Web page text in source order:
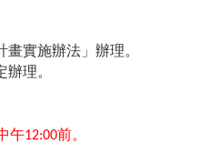
實施辦法」辦理。
理。
午12:00前。